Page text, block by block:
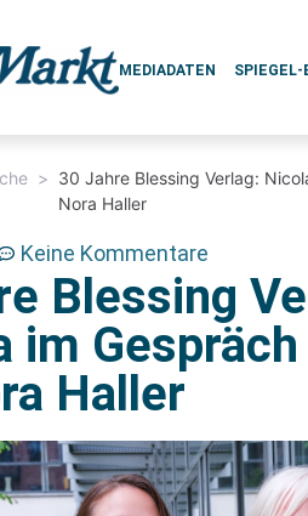
MEDIADATEN SPIEGEL-
> 30 Jahre Blessing Verlag:
Nora Haller
Keine Kommentare
Blessing
im
Haller